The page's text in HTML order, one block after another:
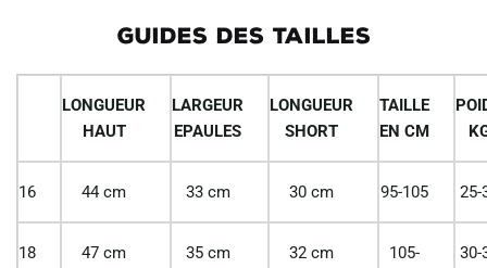
GUIDES DES TAILLES
LONGUEUR
HAUT
LARGEUR
EPAULES
LONGUEUR
SHORT
TAILLE
EN CM
16 44 cm 33 cm 30 cm 95-105 25-
18 47 cm 35 cm 32 cm
105-
30-